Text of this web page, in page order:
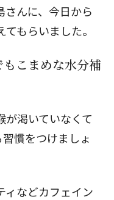
さんに、今日から
もらいました。
こまめな水分補
が渇いていなくて
慣をつけましょ
ィなどカフェイン